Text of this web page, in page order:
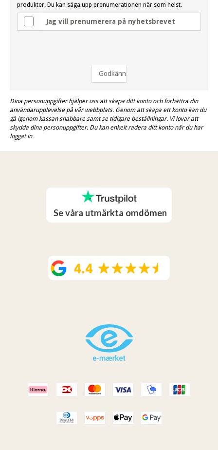
produkter. Du kan säga upp prenumerationen när som helst.
Jag vill prenumerera på nyhetsbrevet
Godkänn
Dina personuppgifter hjälper oss att skapa ditt konto och förbättra din
användarupplevelse på vår webbplats. Genom att skapa ett konto kan du
gå igenom kassan snabbare samt se tidigare beställningar. Vi lovar att
skydda dina personuppgifter. Du kan enkelt radera ditt konto när du har
loggat in.
Se våra utmärkta omdömen